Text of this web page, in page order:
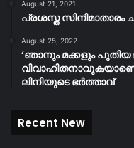
August 21, 2021
പ്രശസ്ത സിനിമാതാരം
August 25, 2022
‘ഞാനും മക്കളും പുതിയ
ലിനിയുടെ ഭർത്താവ്
Recent New